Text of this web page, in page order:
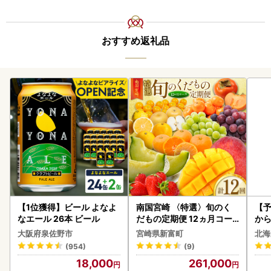
おすすめ返礼品
【1位獲得】ビール よなよ
なエール 26本 ビール
大阪府泉佐野市
(954)
18,000
南国宮崎 〈特選〉旬のく
だもの定期便 12ヵ月コー
ス【F84-25】
宮崎県新富町
(9)
261,000
【
か
ら
g (
)【
北